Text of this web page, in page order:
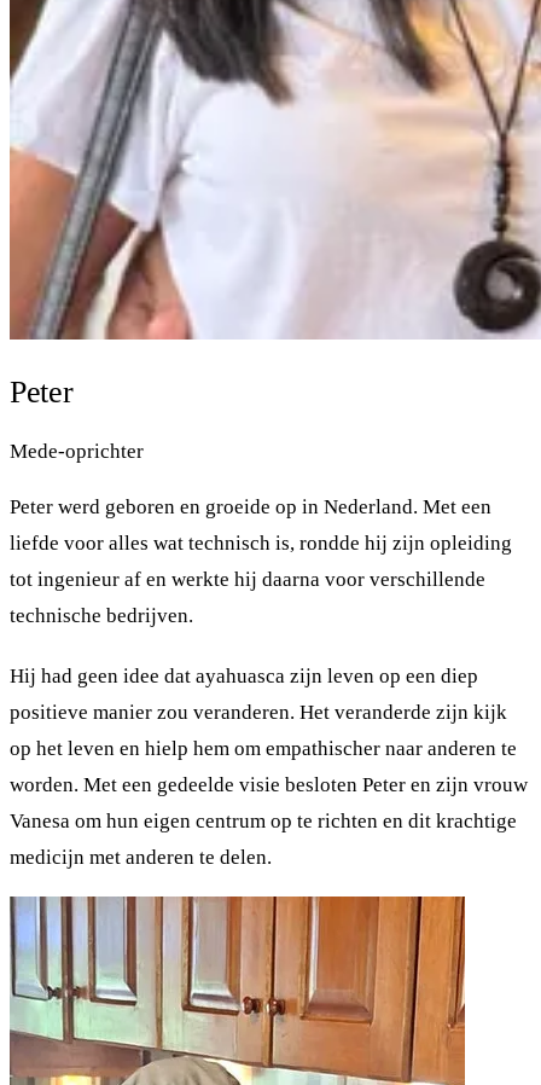
Peter
Mede-oprichter
Peter werd geboren en groeide op in Nederland. Met een
liefde voor alles wat technisch is, rondde hij zijn opleiding
tot ingenieur af en werkte hij daarna voor verschillende
technische bedrijven.
Hij had geen idee dat ayahuasca zijn leven op een diep
positieve manier zou veranderen. Het veranderde zijn kijk
op het leven en hielp hem om empathischer naar anderen te
worden. Met een gedeelde visie besloten Peter en zijn vrouw
Vanesa om hun eigen centrum op te richten en dit krachtige
medicijn met anderen te delen.